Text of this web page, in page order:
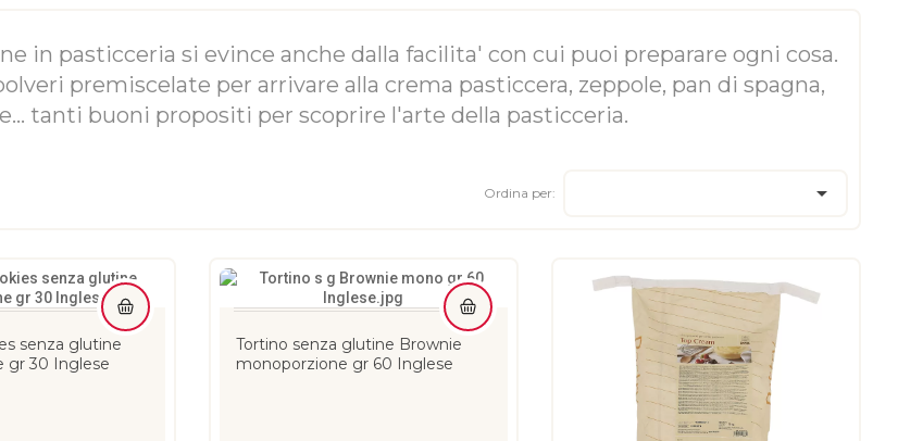
in pasticceria si evince anche dalla facilita' con cui puoi preparare ogni cosa.
premiscelate per arrivare alla crema pasticcera, zeppole, pan di spagna,
tanti buoni propositi per scoprire l'arte della pasticceria.
Ordina per: 
senza glutine
gr 30 Inglese
Tortino senza glutine Brownie
monoporzione gr 60 Inglese